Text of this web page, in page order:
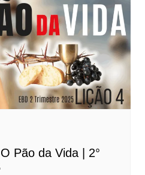
Pão da Vida | 2°